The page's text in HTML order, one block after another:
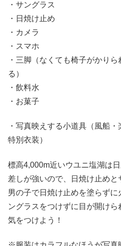
・サングラス
・日焼け止め
・カメラ
・スマホ
・三脚（なくても椅子がかり
る）
・飲料水
・お菓子
・写真映えする小道具（風船
特別衣装）
標高4,000m近いウユニ塩湖は
差しが強いので、日焼け止めと
男の子で日焼け止めを塗らず
ングラスをつけずに目が開け
気をつけよう！